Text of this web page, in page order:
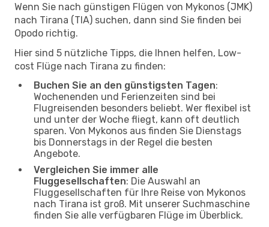
Wenn Sie nach günstigen Flügen von Mykonos (JMK)
nach Tirana (TIA) suchen, dann sind Sie finden bei
Opodo richtig.
Hier sind 5 nützliche Tipps, die Ihnen helfen, Low-
cost Flüge nach Tirana zu finden:
Buchen Sie an den günstigsten Tagen:
Wochenenden und Ferienzeiten sind bei
Flugreisenden besonders beliebt. Wer flexibel ist
und unter der Woche fliegt, kann oft deutlich
sparen. Von Mykonos aus finden Sie Dienstags
bis Donnerstags in der Regel die besten
Angebote.
Vergleichen Sie immer alle
Fluggesellschaften: Die Auswahl an
Fluggesellschaften für Ihre Reise von Mykonos
nach Tirana ist groß. Mit unserer Suchmaschine
finden Sie alle verfügbaren Flüge im Überblick.